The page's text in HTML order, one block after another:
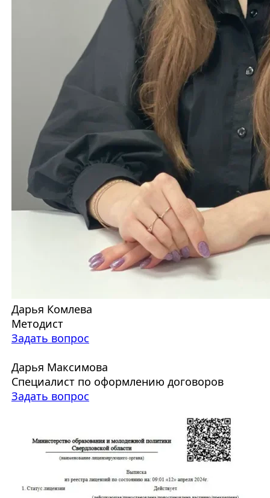
Дарья Комлева
Методист
Задать вопрос
Дарья Максимова
Специалист по оформлению договоров
Задать вопрос